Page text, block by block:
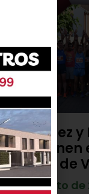
Diego Díez
se imponen
Popular de
4 de agosto de